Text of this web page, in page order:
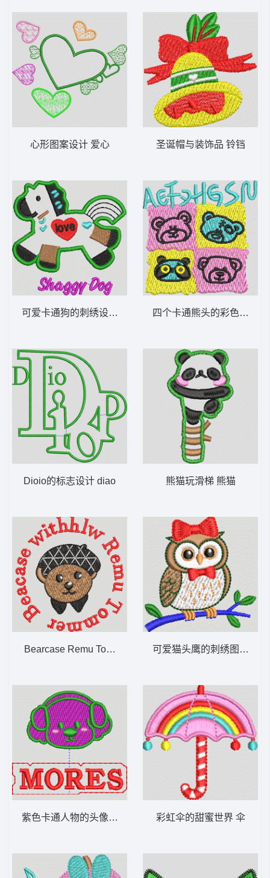
心形图案设计 爱心
可爱卡通狗的刺绣设计 小马
Dioio的标志设计 diao
Bearcase Remu Tommer的徽章 小熊
紫色卡通人物的头像 熊
圣诞帽与装饰品 铃铛
四个卡通熊头的彩色方块
熊猫玩滑梯 熊猫
可爱猫头鹰的刺绣图案 猫
彩虹伞的甜蜜世界 伞